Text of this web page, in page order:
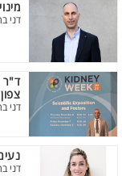
דני ברנר,
ד"ר
דני ברנר,
דני ברנר,